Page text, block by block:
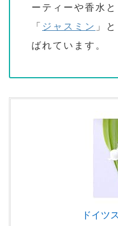
ーティーや香水
「 ジャスミン 」
ばれています。
ドイツ